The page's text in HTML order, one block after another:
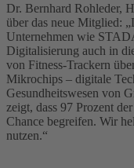
Dr. Bernhard Rohleder,
über das neue Mitglied:
Unternehmen wie
Digitalisierung auch in
von Fitness-Trackern
Mikrochips – digitale
Gesundheitswesen von
zeigt, dass 97 Prozent
Chance begreifen. Wir
nutzen.“